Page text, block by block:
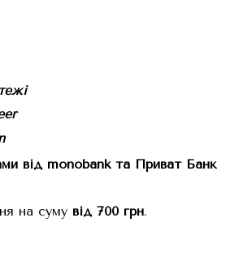
від monobank та Приват Банк
на суму від 700 грн.